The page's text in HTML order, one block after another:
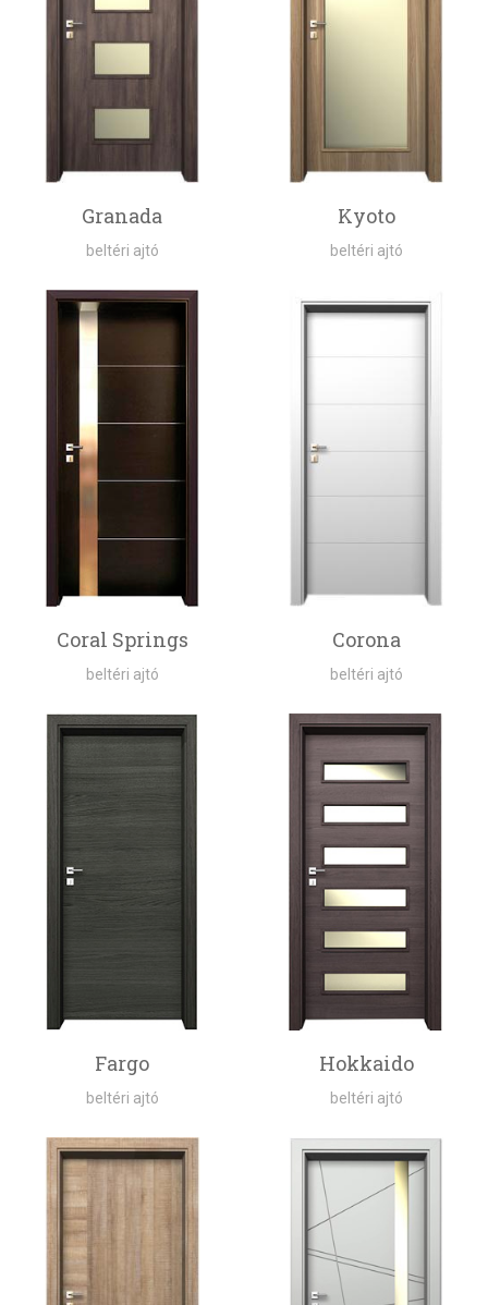
Granada
beltéri ajtó
Kyoto
beltéri ajtó
Coral Springs
beltéri ajtó
Corona
beltéri ajtó
Fargo
beltéri ajtó
Hokkaido
beltéri ajtó